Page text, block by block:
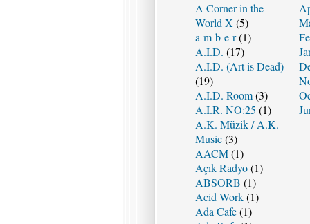
A Corner in the
World X (5)
a-m-b-e-r(1)
A.I.D. (17)
A.I.D. (Art is Dead)
(19)
A.I.D. Room(3)
A.I.R. NO:25 (1)
A.K. Müzik / A.K.
Music(3)
AACM(1)
Açık Radyo(1)
ABSORB (1)
Acid Work(1)
Ada Cafe(1)